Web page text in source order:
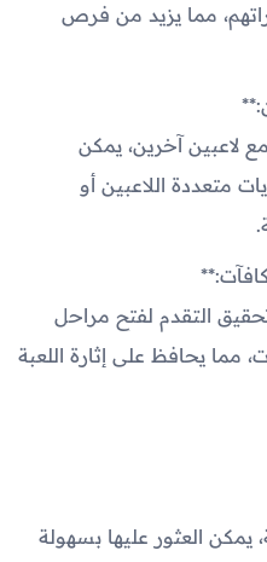
مما يزيد من فرص
لاعبين آخرين، يمكن
متعددة اللاعبين أو
التقدم لفتح مراحل
يحافظ على إثارة اللعبة
العثور عليها بسهولة